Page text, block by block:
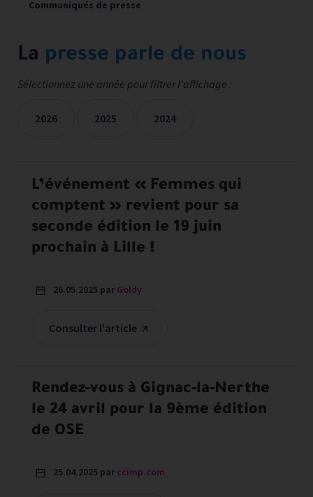
Communiqués de presse
La presse parle de nous
Sélectionnez une année pour filtrer l'affichage :
2026 2025 2024
L’événement « Femmes qui
comptent » revient pour sa
seconde édition le 19 juin
prochain à Lille !
Consulter l'article
26.05.2025 par Goldy
Rendez-vous à Gignac-la-Nerthe
le 24 avril pour la 9ème édition
de OSE
25.04.2025 par ccimp.com